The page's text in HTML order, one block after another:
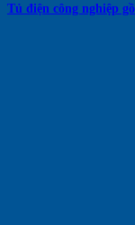
Tủ điện công nghiệp